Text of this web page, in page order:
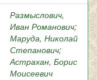
Размыслович,
Иван Романович;
Маруда, Николай
Степанович;
Астрахан, Борис
Моисеевич